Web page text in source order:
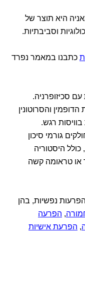
היא תוצר של
וסביבתיות.
כתבנו במאמר נפרד
סכיזופרניה.
והסרוטונין
רגש.
גורמי סיכון
היסטוריה
או טראומה קשה
נפשיות, בהן
, הפרעה
, הפרעת אישיות